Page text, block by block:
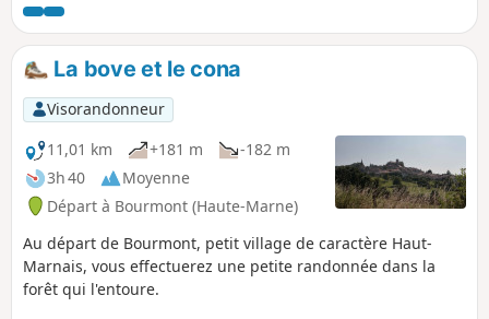
La bove et le cona
Visorandonneur
11,01 km
+181 m
-182 m
3h 40
Moyenne
Départ à Bourmont (Haute-Marne)
Au départ de Bourmont, petit village de caractère Haut-
Marnais, vous effectuerez une petite randonnée dans la
forêt qui l'entoure.